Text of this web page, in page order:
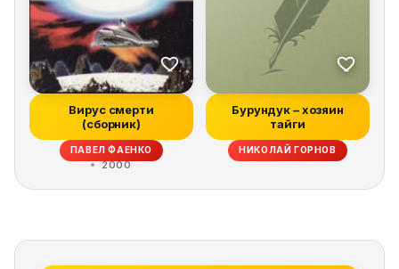
Вирус смерти
(сборник)
ПАВЕЛ ФАЕНКО
2000
Бурундук – хозяин
тайги
НИКОЛАЙ ГОРНОВ